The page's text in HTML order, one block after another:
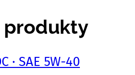
produkty